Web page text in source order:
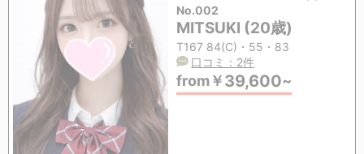
No.002
MITSUKI (20歳)
T167 84(C)・55・83
口コミ：2件
from￥39,600~